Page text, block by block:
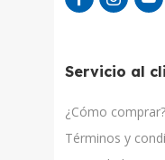
Servicio al
¿Cómo comprar?
Términos y